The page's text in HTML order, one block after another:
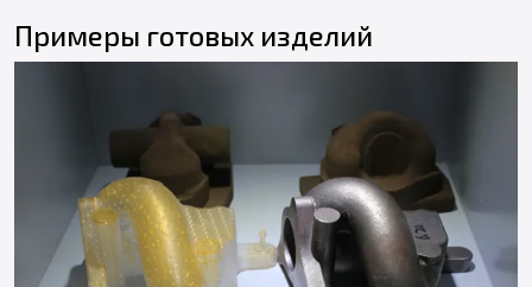
Примеры готовых изделий